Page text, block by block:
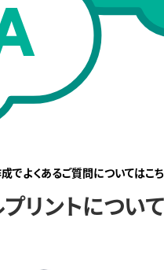
でよくあるご質問についてはこ
リントについて